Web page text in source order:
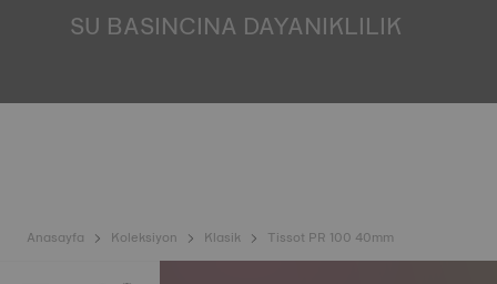
SU BASINCINA DAYANIKLILIK
Anasayfa Koleksiyon Klasik Tissot PR 100 40mm